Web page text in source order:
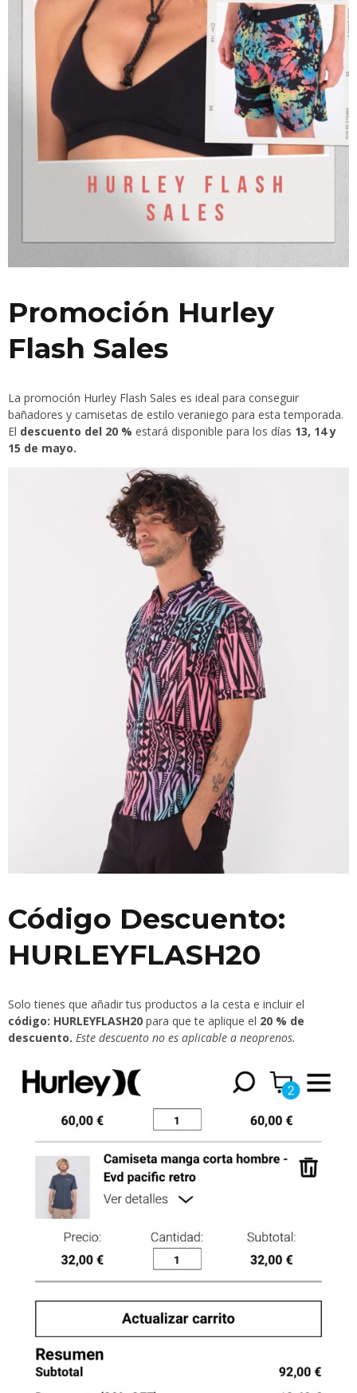
Promoción Hurley
Flash Sales
La promoción Hurley Flash Sales es ideal para conseguir
bañadores y camisetas de estilo veraniego para esta temporada.
El descuento del 20 % estará disponible para los días 13, 14 y
15 de mayo.
Código Descuento:
HURLEYFLASH20
Solo tienes que añadir tus productos a la cesta e incluir el
código: HURLEYFLASH20 para que te aplique el 20 % de
descuento. Este descuento no es aplicable a neoprenos.